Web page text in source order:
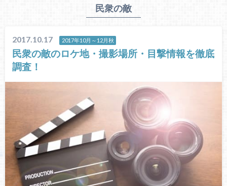
民衆の敵
2017.10.17 2017年10月～12月秋
民衆の敵のロケ地・撮影場所・目撃情報を徹底
調査！